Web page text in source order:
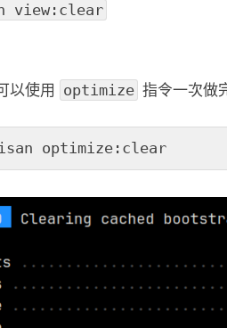
存
中
view:clear
以使用 optimize 指令一次做
optimize:clear